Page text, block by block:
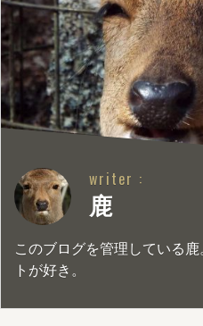
writer :
鹿
このブログを管理している
トが好き。